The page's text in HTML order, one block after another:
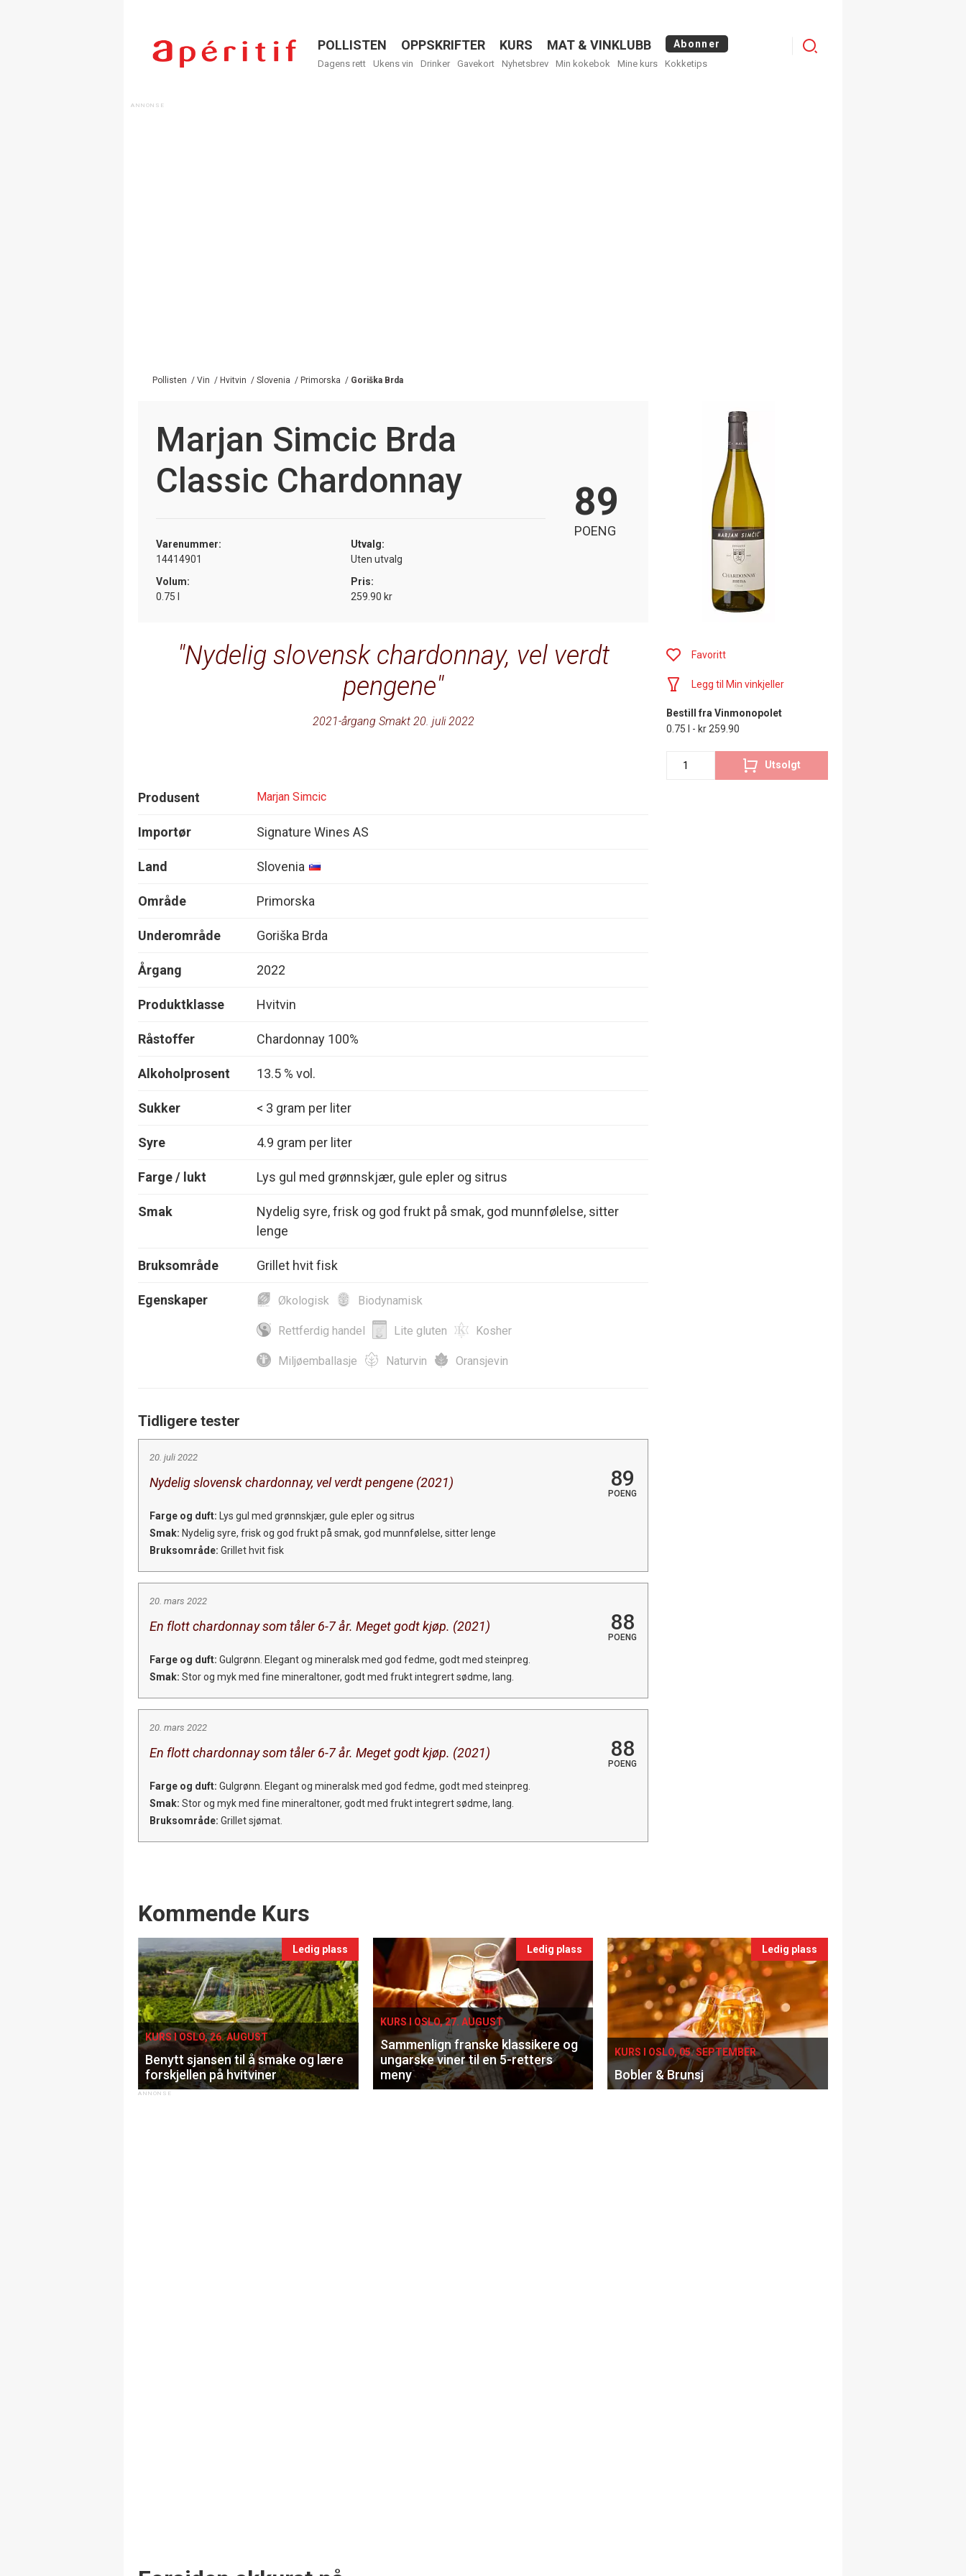
Menu
POLLISTEN OPPSKRIFTER KURS MAT & VINKLUBB Abonner
Dagens rett Ukens vin Drinker Gavekort Nyhetsbrev Min kokebok Mine kurs Kokketips
Menu
Pollisten / Vin / Hvitvin / Slovenia / Primorska / Goriška Brda
Marjan Simcic Brda
Classic Chardonnay
Varenummer:
14414901
Utvalg:
Uten utvalg
Volum:
0.75 l
Pris:
259.90 kr
89
POENG
Nydelig slovensk chardonnay, vel verdt
pengene
2021-årgang Smakt 20. juli 2022
Produsent Marjan Simcic
Importør Signature Wines AS
Land Slovenia
Område Primorska
Underområde Goriška Brda
Årgang 2022
Produktklasse Hvitvin
Råstoffer Chardonnay 100%
Alkoholprosent 13.5 % vol.
Sukker < 3 gram per liter
Syre 4.9 gram per liter
Farge / lukt Lys gul med grønnskjær, gule epler og sitrus
Smak
Nydelig syre, frisk og god frukt på smak, god munnfølelse, sitter
lenge
Bruksområde Grillet hvit fisk
Egenskaper Økologisk Biodynamisk
Rettferdig handel Lite gluten Kosher
Miljøemballasje Naturvin Oransjevin
Tidligere tester
20. juli 2022
Nydelig slovensk chardonnay, vel verdt pengene (2021) 89
POENG
Farge og duft: Lys gul med grønnskjær, gule epler og sitrus
Smak: Nydelig syre, frisk og god frukt på smak, god munnfølelse, sitter lenge
Bruksområde: Grillet hvit fisk
20. mars 2022
En flott chardonnay som tåler 6-7 år. Meget godt kjøp. (2021) 88
POENG
Farge og duft: Gulgrønn. Elegant og mineralsk med god fedme, godt med steinpreg.
Smak: Stor og myk med fine mineraltoner, godt med frukt integrert sødme, lang.
20. mars 2022
En flott chardonnay som tåler 6-7 år. Meget godt kjøp. (2021) 88
POENG
Farge og duft: Gulgrønn. Elegant og mineralsk med god fedme, godt med steinpreg.
Smak: Stor og myk med fine mineraltoner, godt med frukt integrert sødme, lang.
Bruksområde: Grillet sjømat.
Favoritt
Legg til Min vinkjeller
Bestill fra Vinmonopolet
0.75 l - kr 259.90
Utsolgt
Events
Kommende Kurs
Ledig plass
KURS I OSLO, 26. AUGUST
Benytt sjansen til å smake og lære
forskjellen på hvitviner
Ledig plass
KURS I OSLO, 27. AUGUST
Sammenlign franske klassikere og
ungarske viner til en 5-retters
meny
Ledig plass
KURS I OSLO, 05. SEPTEMBER
Bobler & Brunsj